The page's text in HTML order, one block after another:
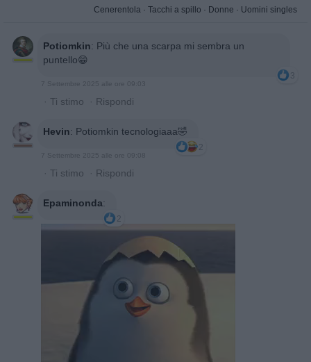
Cenerentola · Tacchi a spillo · Donne · Uomini singles
Potiomkin: Più che una scarpa mi sembra un
puntello😁
3
7 Settembre 2025 alle ore 09:03
· Ti stimo · Rispondi
Hevin: Potiomkin tecnologiaaa🤣
2
7 Settembre 2025 alle ore 09:08
· Ti stimo · Rispondi
Epaminonda:
2